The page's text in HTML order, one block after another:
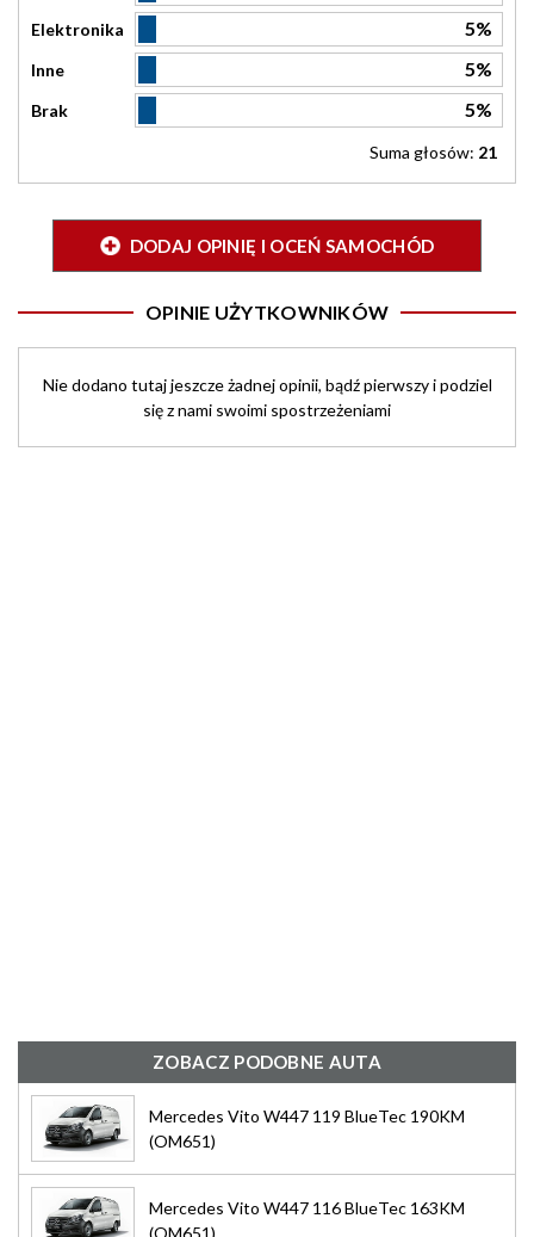
Elektronika 5%
Inne 5%
Brak 5%
Suma głosów: 21
DODAJ OPINIĘ I OCEŃ SAMOCHÓD
OPINIE UŻYTKOWNIKÓW
Nie dodano tutaj jeszcze żadnej opinii, bądź pierwszy i podziel
się z nami swoimi spostrzeżeniami
ZOBACZ PODOBNE AUTA
Mercedes Vito W447 119 BlueTec 190KM
(OM651)
Mercedes Vito W447 116 BlueTec 163KM
(OM651)